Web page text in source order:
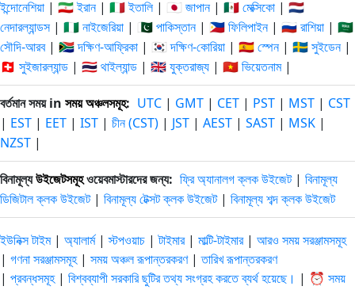
ইন্দোনেশিয়া | 🇮🇷 ইরান| 🇮🇹 ইতালি| 🇯🇵 জাপান| 🇲🇽 মেক্সিকো | 🇳🇱
নেদারল্যান্ডস| 🇳🇬 নাইজেরিয়া | 🇵🇰 পাকিস্তান| 🇵🇭 ফিলিপাইন| 🇷🇺 রাশিয়া | 🇸🇦
সৌদি-আরব| 🇿🇦 দক্ষিণ-আফ্রিকা | 🇰🇷 দক্ষিণ-কোরিয়া | 🇪🇸 স্পেন| 🇸🇪 সুইডেন|
🇨🇭 সুইজারল্যান্ড | 🇹🇭 থাইল্যান্ড | 🇬🇧 যুক্তরাজ্য | 🇻🇳 ভিয়েতনাম|
বর্তমান সময় in সময় অঞ্চলসমূহ: UTC | GMT | CET | PST | MST | CST
| EST | EET | IST | চীন (CST) | JST | AEST | SAST | MSK |
NZST |
বিনামূল্যউইজেটসমূহওয়েবমাস্টারদের জন্য: ফ্রি অ্যানালগ ক্লক উইজেট| বিনামূল্য
ডিজিটাল ক্লক উইজেট| বিনামূল্য টেক্সট ক্লক উইজেট| বিনামূল্য শব্দ ক্লক উইজেট
ইউনিক্স টাইম| অ্যালার্ম|স্টপওয়াচ |টাইমার| মাল্টি-টাইমার| আরও সময় সরঞ্জামসমূহ
| গণনা সরঞ্জামসমূহ | সময় অঞ্চল রূপান্তরকরণ |তারিখ রূপান্তরকরণ
| প্রবন্ধসমূহ| বিশ্বব্যাপী সরকারি ছুটির তথ্য সংগ্রহ করতে ব্যর্থ হয়েছে। | ⏰ সময়